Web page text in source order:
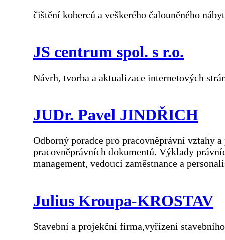
čištění koberců a veškerého čalouněného
JS centrum spol. s r.o.
Návrh, tvorba a aktualizace internetových
JUDr. Pavel JINDŘICH
Odborný poradce pro pracovněprávní vztahy
pracovněprávních dokumentů. Výklady
management, vedoucí zaměstnance a
Julius Kroupa-KROSTAV
Stavební a projekční firma,vyřízení